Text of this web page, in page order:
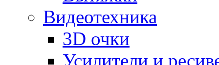
Видеотехника
3D очки
Усилители и